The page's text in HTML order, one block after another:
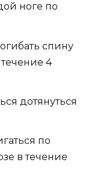
ноге по
спину
4
дотянуться
по
в течение